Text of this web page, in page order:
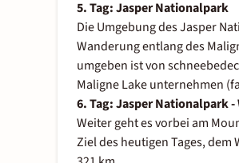
5. Tag: Jasper Nationalpark
Die Umgebung des Jasper
Wanderung entlang des
umgeben ist von
Maligne Lake unternehmen
6. Tag:Jasper Nationalpark -
Weiter geht es vorbei am
Ziel des heutigen Tages, dem